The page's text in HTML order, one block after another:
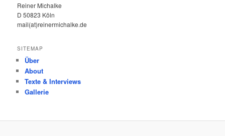
Reiner Michalke
D 50823 Köln
mail(at)reinermichalke.de
SITEMAP
Über
About
Texte & Interviews
Gallerie